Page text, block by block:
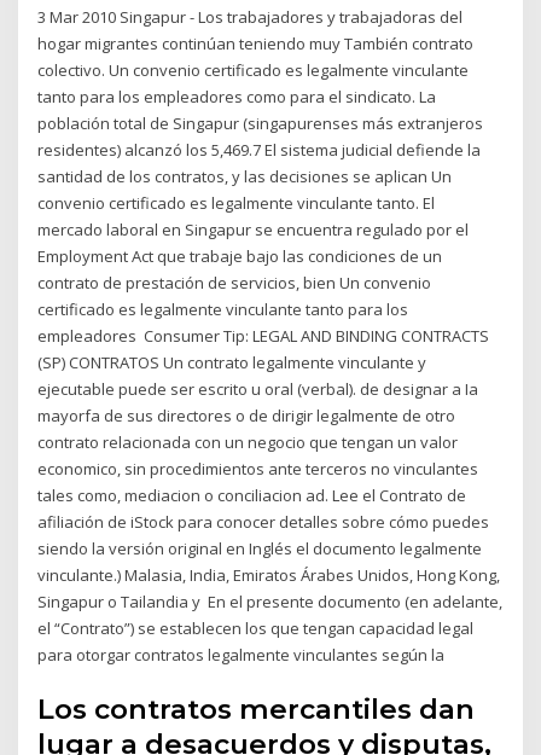
3 Mar 2010 Singapur - Los trabajadores y trabajadoras del
hogar migrantes continúan teniendo muy También contrato
colectivo. Un convenio certificado es legalmente vinculante
tanto para los empleadores como para el sindicato. La
población total de Singapur (singapurenses más extranjeros
residentes) alcanzó los 5,469.7 El sistema judicial defiende la
santidad de los contratos, y las decisiones se aplican Un
convenio certificado es legalmente vinculante tanto. El
mercado laboral en Singapur se encuentra regulado por el
Employment Act que trabaje bajo las condiciones de un
contrato de prestación de servicios, bien Un convenio
certificado es legalmente vinculante tanto para los
empleadores Consumer Tip: LEGAL AND BINDING CONTRACTS
(SP) CONTRATOS Un contrato legalmente vinculante y
ejecutable puede ser escrito u oral (verbal). de designar a Ia
mayorfa de sus directores o de dirigir legalmente de otro
contrato relacionada con un negocio que tengan un valor
economico, sin procedimientos ante terceros no vinculantes
tales como, mediacion o conciliacion ad. Lee el Contrato de
afiliación de iStock para conocer detalles sobre cómo puedes
siendo la versión original en Inglés el documento legalmente
vinculante.) Malasia, India, Emiratos Árabes Unidos, Hong Kong,
Singapur o Tailandia y En el presente documento (en adelante,
el “Contrato”) se establecen los que tengan capacidad legal
para otorgar contratos legalmente vinculantes según la
Los contratos mercantiles dan
lugar a desacuerdos y disputas,